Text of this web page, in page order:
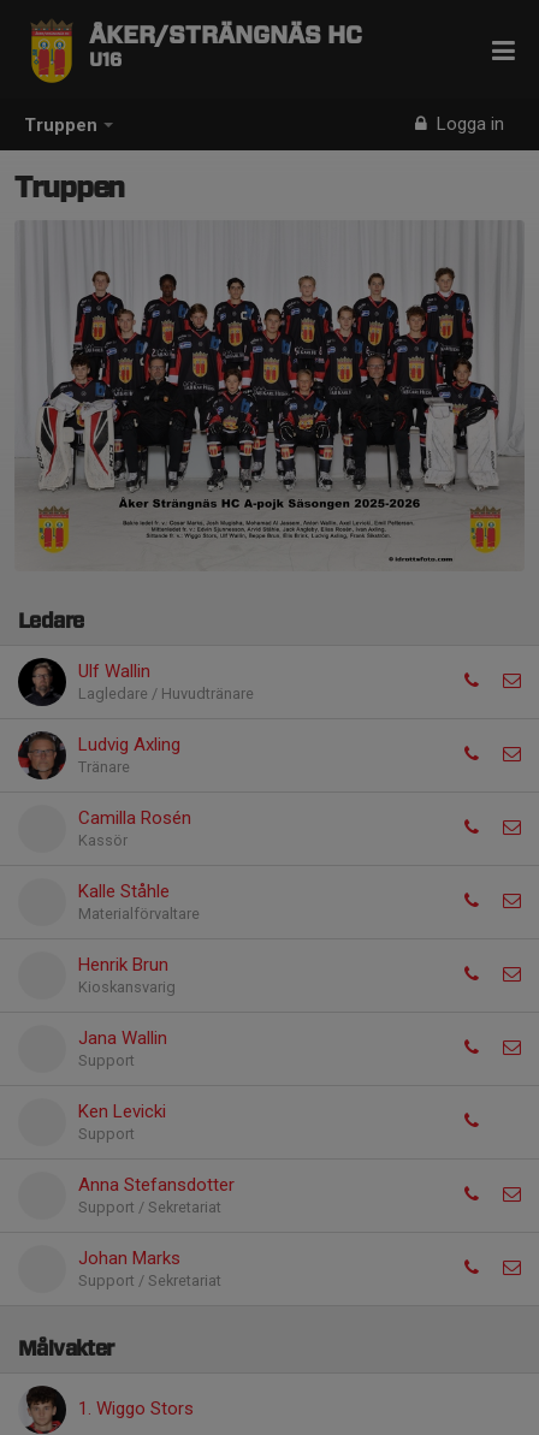
Truppen Logga in
ÅKER/STRÄNGNÄS HC
U16
Truppen
Ledare
Ulf Wallin
Lagledare / Huvudtränare
Ludvig Axling
Tränare
Camilla Rosén
Kassör
Kalle Ståhle
Materialförvaltare
Henrik Brun
Kioskansvarig
Jana Wallin
Support
Ken Levicki
Support
Anna Stefansdotter
Support / Sekretariat
Johan Marks
Support / Sekretariat
Målvakter
1. Wiggo Stors